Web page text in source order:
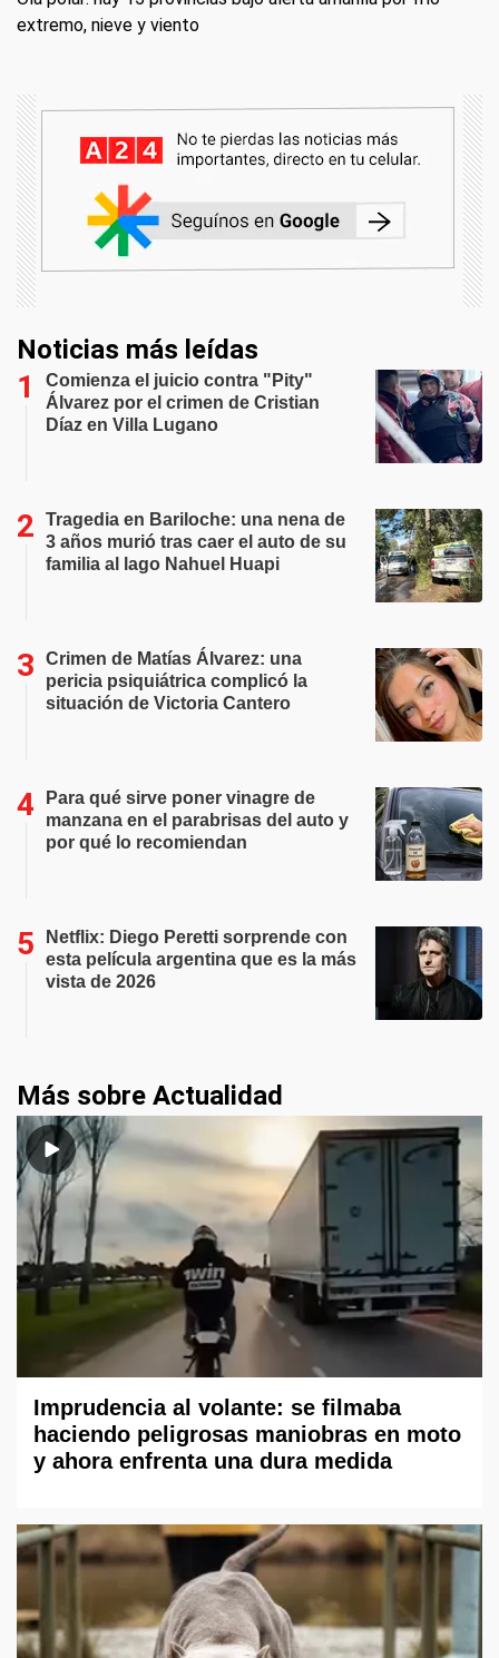
extremo, nieve y viento
Noticias más leídas
Comienza el juicio contra "Pity"
Álvarez por el crimen de Cristian
Díaz en Villa Lugano
Tragedia en Bariloche: una nena de
3 años murió tras caer el auto de su
familia al lago Nahuel Huapi
Crimen de Matías Álvarez: una
pericia psiquiátrica complicó la
situación de Victoria Cantero
Para qué sirve poner vinagre de
manzana en el parabrisas del auto y
por qué lo recomiendan
Netflix: Diego Peretti sorprende con
esta película argentina que es la más
vista de 2026
Más sobre Actualidad
Imprudencia al volante: se filmaba
haciendo peligrosas maniobras en moto
y ahora enfrenta una dura medida